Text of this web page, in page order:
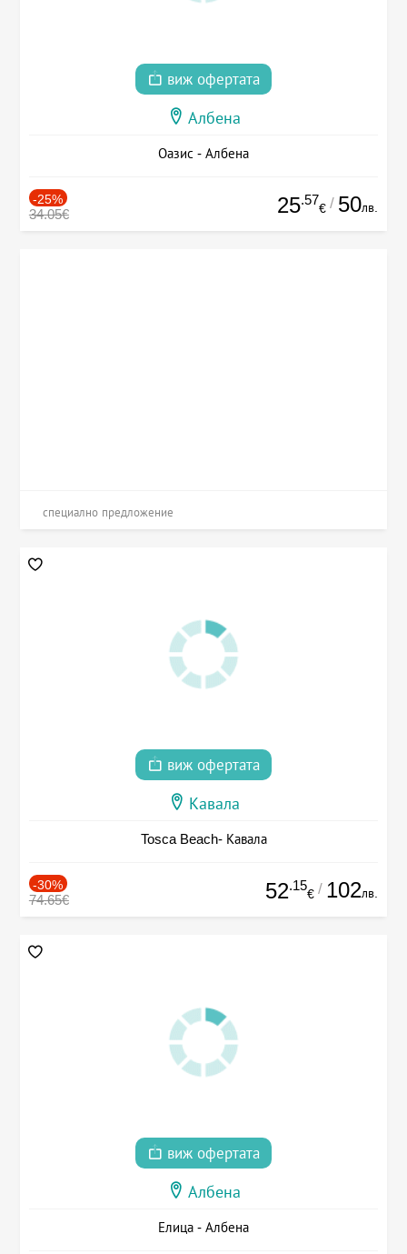
виж офертата
Албена
Оазис - Албена
-25%
34.05€ 25.57
€ / 50лв.
специално предложение
виж офертата
Кавала
Tosca Beach- Кавала
-30%
74.65€ 52.15
€ / 102лв.
виж офертата
Албена
Елица - Албена